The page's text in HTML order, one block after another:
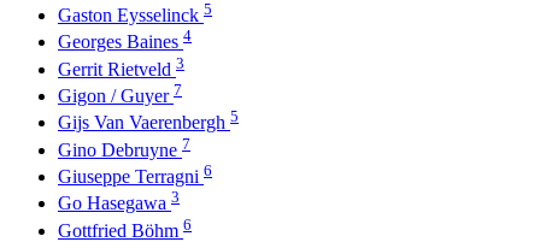
Gaston Eysselinck 5
Georges Baines 4
Gerrit Rietveld 3
Gigon / Guyer 7
Gijs Van Vaerenbergh 5
Gino Debruyne 7
Giuseppe Terragni 6
Go Hasegawa 3
Gottfried Böhm 6